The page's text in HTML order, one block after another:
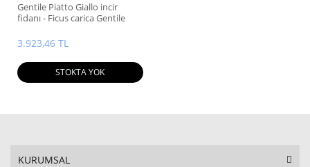
Gentile Piatto Giallo incir
fidanı - Ficus carica Gentile
3.923,46 TL
STOKTA YOK
KURUMSAL